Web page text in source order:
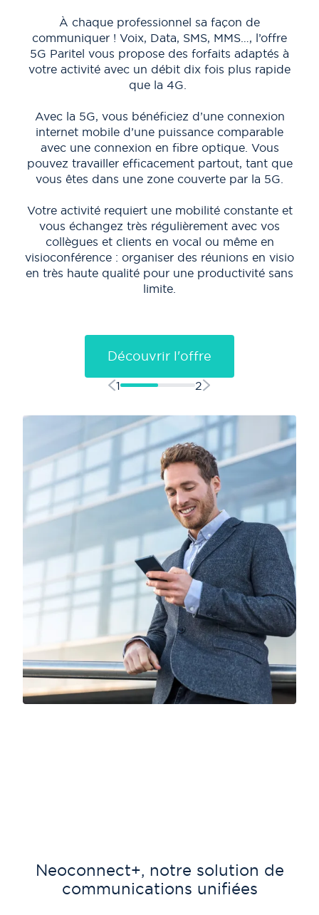
À chaque professionnel sa façon de
communiquer ! Voix, Data, SMS, MMS…, l’offre
5G Paritel vous propose des forfaits adaptés à
votre activité avec un débit dix fois plus rapide
que la 4G.
Avec la 5G, vous bénéficiez d’une connexion
internet mobile d’une puissance comparable
avec une connexion en fibre optique. Vous
pouvez travailler efficacement partout, tant que
vous êtes dans une zone couverte par la 5G.
Votre activité requiert une mobilité constante et
vous échangez très régulièrement avec vos
collègues et clients en vocal ou même en
visioconférence : organiser des réunions en visio
en très haute qualité pour une productivité sans
limite.
Découvrir l'offre
1 2
Neoconnect+, notre solution de
communications unifiées